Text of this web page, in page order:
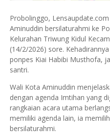
Probolinggo,
Aminuddin bersilaturahmi ke
Kelurahan Triwung Kidul
(14/2/2026) sore.
ponpes Kiai Habibi Musthofa,
santri.
Wali Kota Aminuddin
dengan agenda Imtihan yang
rangkaian acara utama
memiliki agenda lain, ia
bersilaturahmi.